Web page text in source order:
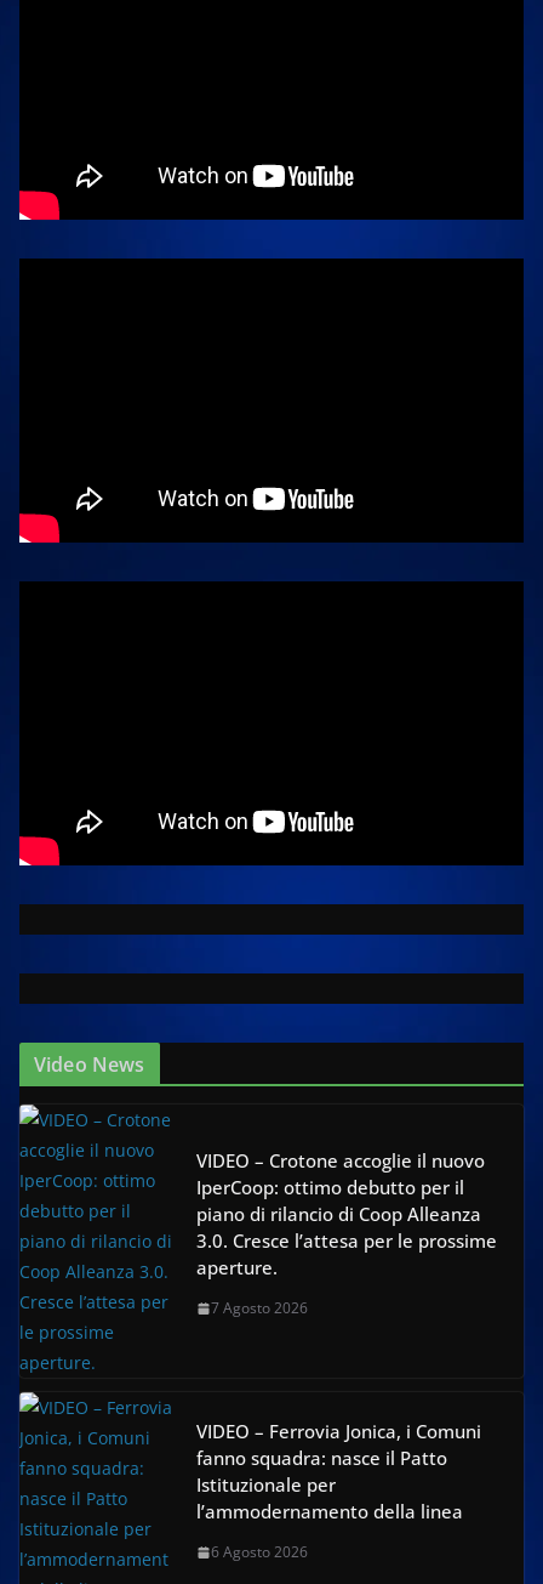
Video News
VIDEO – Crotone accoglie il nuovo
IperCoop: ottimo debutto per il
piano di rilancio di Coop Alleanza
3.0. Cresce l’attesa per le prossime
aperture.
7 Agosto 2026
VIDEO – Ferrovia Jonica, i Comuni
fanno squadra: nasce il Patto
Istituzionale per
l’ammodernamento della linea
6 Agosto 2026